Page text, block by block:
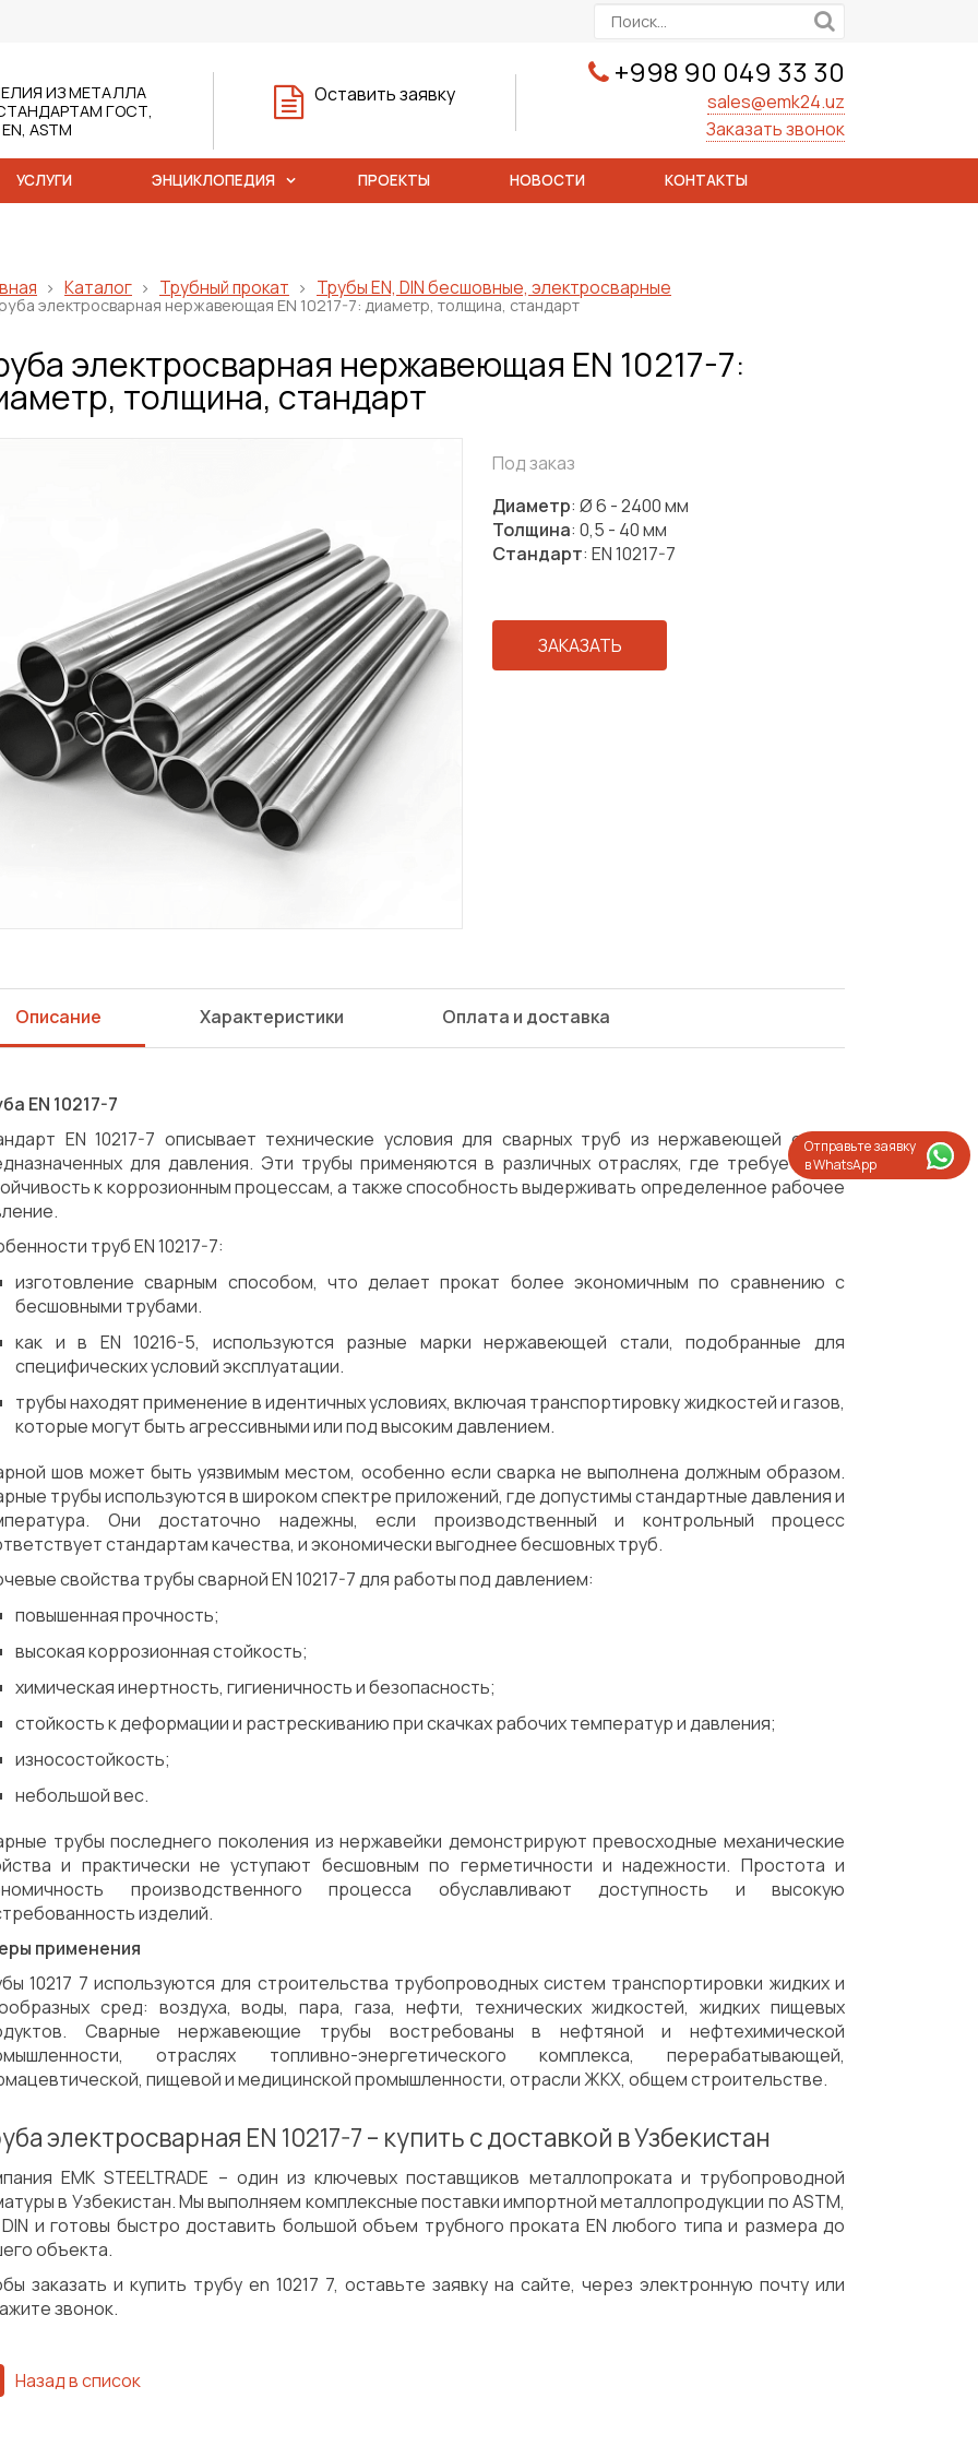
Отправьте заявку
в WhatsApp
+998 90 049 33 30
sales@emk24.uz
Заказать звонок
Оставить заявку
ИЗ МЕТАЛЛА
ГОСТ,
ASTM
УСЛУГИ ЭНЦИКЛОПЕДИЯ ПРОЕКТЫ НОВОСТИ КОНТАКТЫ
Сварка Механическая обработка Испытания/Сертификация
Каталог Трубный прокат Трубы EN, DIN бесшовные, электросварные
электросварная нержавеющая EN 10217-7: диаметр, толщина, стандарт
электросварная нержавеющая EN 10217-7:
толщина, стандарт
Под заказ
Диаметр: Ø 6 - 2400 мм
Толщина: 0,5 - 40 мм
Стандарт: EN 10217-7
ЗАКАЗАТЬ
Описание Характеристики Оплата и доставка
EN 10217-7
EN 10217-7 описывает технические условия для сварных труб из нержавеющей стали,
для давления. Эти трубы применяются в различных отраслях, где требуется их
к коррозионным процессам, а также способность выдерживать определенное рабочее
труб EN 10217-7:
изготовление сварным способом, что делает прокат более экономичным по сравнению с
бесшовными трубами.
как и в EN 10216-5, используются разные марки нержавеющей стали, подобранные для
специфических условий эксплуатации.
трубы находят применение в идентичных условиях, включая транспортировку жидкостей и газов,
которые могут быть агрессивными или под высоким давлением.
шов может быть уязвимым местом, особенно если сварка не выполнена должным образом.
трубы используются в широком спектре приложений, где допустимы стандартные давления и
Они достаточно надежны, если производственный и контрольный процесс
стандартам качества, и экономически выгоднее бесшовных труб.
свойства трубы сварной EN 10217-7 для работы под давлением:
повышенная прочность;
высокая коррозионная стойкость;
химическая инертность, гигиеничность и безопасность;
стойкость к деформации и растрескиванию при скачках рабочих температур и давления;
износостойкость;
небольшой вес.
трубы последнего поколения из нержавейки демонстрируют превосходные механические
и практически не уступают бесшовным по герметичности и надежности. Простота и
производственного процесса обуславливают доступность и высокую
изделий.
применения
10217 7 используются для строительства трубопроводных систем транспортировки жидких и
сред: воздуха, воды, пара, газа, нефти, технических жидкостей, жидких пищевых
Сварные нержавеющие трубы востребованы в нефтяной и нефтехимической
отраслях топливно-энергетического комплекса, перерабатывающей,
пищевой и медицинской промышленности, отрасли ЖКХ, общем строительстве.
электросварная EN 10217-7 – купить с доставкой в Узбекистан
ЕМК STEELTRADE – один из ключевых поставщиков металлопроката и трубопроводной
в Узбекистан. Мы выполняем комплексные поставки импортной металлопродукции по ASTM,
DIN и готовы быстро доставить большой объем трубного проката EN любого типа и размера до
объекта.
заказать и купить трубу en 10217 7, оставьте заявку на сайте, через электронную почту или
звонок.
Назад в список